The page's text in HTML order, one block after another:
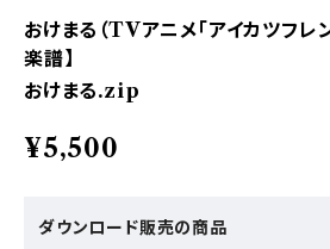
おけまる（TVアニメ「アイカツフレ
楽譜】
おけまる.zip
¥5,500
ダウンロード販売の商品